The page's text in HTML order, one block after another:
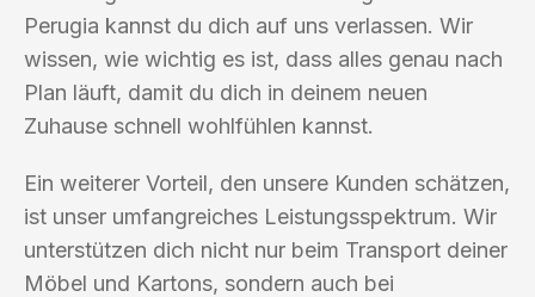
Perugia kannst du dich auf uns verlassen. Wir
wissen, wie wichtig es ist, dass alles genau nach
Plan läuft, damit du dich in deinem neuen
Zuhause schnell wohlfühlen kannst.
Ein weiterer Vorteil, den unsere Kunden schätzen,
ist unser umfangreiches Leistungsspektrum. Wir
unterstützen dich nicht nur beim Transport deiner
Möbel und Kartons, sondern auch bei